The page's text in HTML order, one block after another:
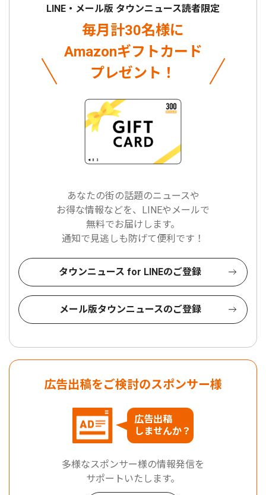
LINE・メール版 タウンニュース読者限定
毎月計30名様に
Amazonギフトカード
プレゼント！
あなたの街の話題のニュースや
お得な情報などを、LINEやメールで
無料でお届けします。
通知で見逃しも防げて便利です！
タウンニュース for LINEのご登録
メール版タウンニュースのご登録
広告出稿をご検討のスポンサー様
広告出稿
しませんか？
多様なスポンサー様の情報発信を
サポートいたします。